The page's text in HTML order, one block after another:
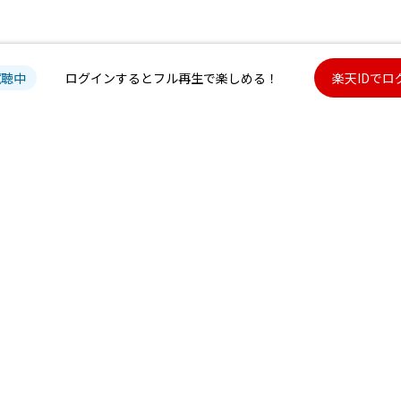
中 ログインするとフル再生で楽しめる！ 楽天IDでロ